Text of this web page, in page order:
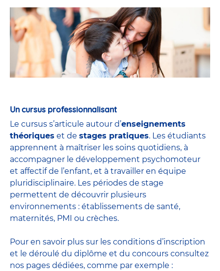
Un cursus professionnalisant
Le cursus s’articule autour d’enseignements
théoriques et de stages pratiques. Les étudiants
apprennent à maîtriser les soins quotidiens, à
accompagner le développement psychomoteur
et affectif de l’enfant, et à travailler en équipe
pluridisciplinaire. Les périodes de stage
permettent de découvrir plusieurs
environnements : établissements de santé,
maternités, PMI ou crèches.
Pour en savoir plus sur les conditions d’inscription
et le déroulé du diplôme et du concours consultez
nos pages dédiées, comme par exemple :